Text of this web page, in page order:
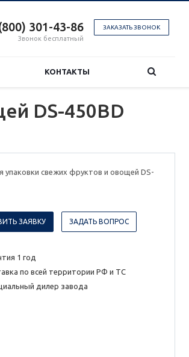
ЗАКАЗАТЬ ЗВОНОК
301-43-86
Звонок бесплатный
КОНТАКТЫ
DS-450BD
упаковки свежих фруктов и овощей DS-
ЗАЯВКУ ЗАДАТЬ ВОПРОС
1 год
по всей территории РФ и ТС
дилер завода